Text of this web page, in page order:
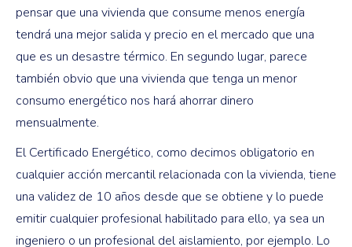
pensar que una vivienda que consume menos energía
tendrá una mejor salida y precio en el mercado que una
que es un desastre térmico. En segundo lugar, parece
también obvio que una vivienda que tenga un menor
consumo energético nos hará ahorrar dinero
mensualmente.
El Certificado Energético, como decimos obligatorio en
cualquier acción mercantil relacionada con la vivienda, tiene
una validez de 10 años desde que se obtiene y lo puede
emitir cualquier profesional habilitado para ello, ya sea un
ingeniero o un profesional del aislamiento, por ejemplo. Lo